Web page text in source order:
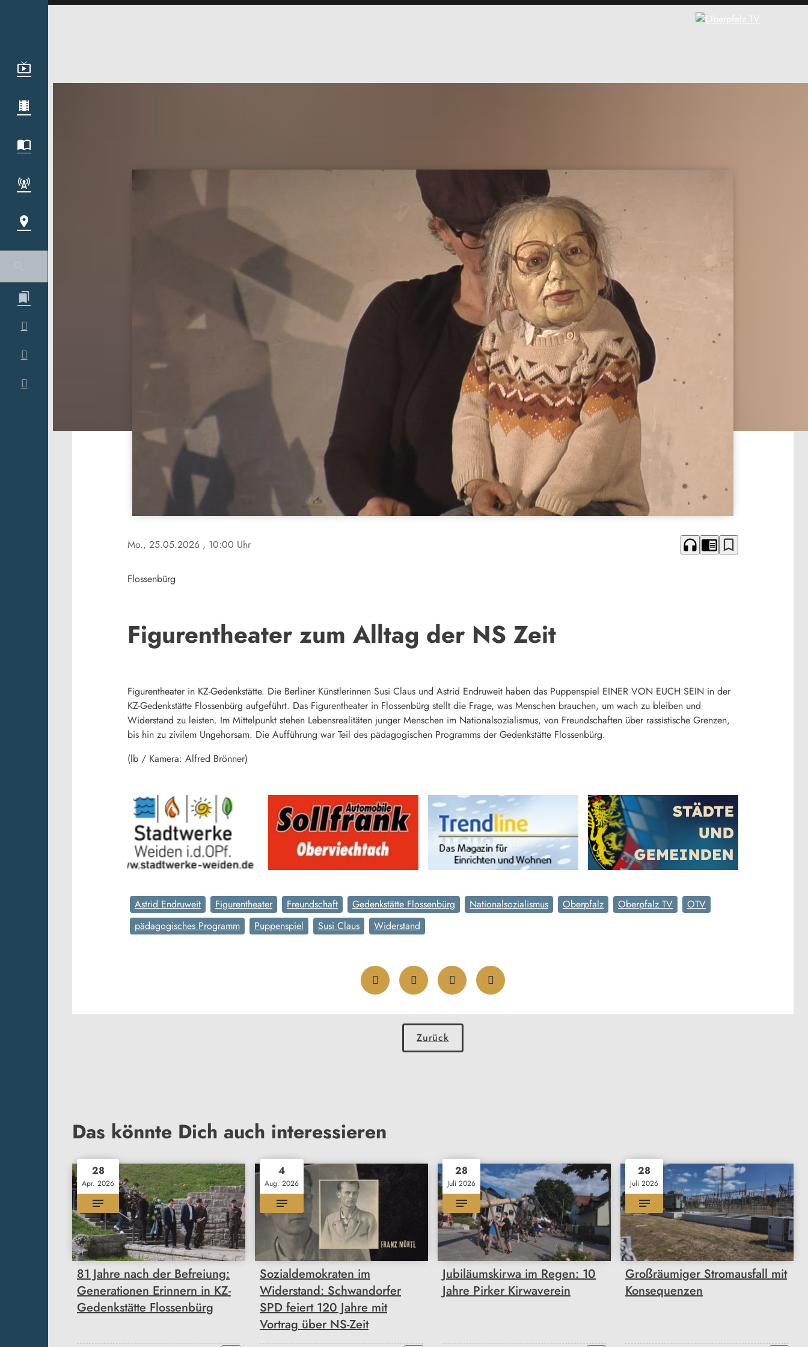
Mo., 25.05.2026 , 10:00 Uhr headphones chrome_reader_mode bookmark_border
Flossenbürg
Figurentheater zum Alltag der NS Zeit
Figurentheater in KZ-Gedenkstätte. Die Berliner Künstlerinnen Susi Claus und Astrid Endruweit haben das Puppenspiel EINER VON EUCH SEIN in der
KZ-Gedenkstätte Flossenbürg aufgeführt. Das Figurentheater in Flossenbürg stellt die Frage, was Menschen brauchen, um wach zu bleiben und
Widerstand zu leisten. Im Mittelpunkt stehen Lebensrealitäten junger Menschen im Nationalsozialismus, von Freundschaften über rassistische Grenzen,
bis hin zu zivilem Ungehorsam. Die Aufführung war Teil des pädagogischen Programms der Gedenkstätte Flossenbürg.
(lb / Kamera: Alfred Brönner)
Astrid Endruweit Figurentheater Freundschaft Gedenkstätte Flossenbürg Nationalsozialismus Oberpfalz Oberpfalz TV
OTV
pädagogisches Programm
Puppenspiel Susi Claus Widerstand
Zurück
Das könnte Dich auch interessieren
28
Apr. 2026
81 Jahre nach der Befreiung:
Generationen Erinnern in KZ-
Gedenkstätte Flossenbürg
4
Aug. 2026
Sozialdemokraten im
Widerstand: Schwandorfer
SPD feiert 120 Jahre mit
Vortrag über NS-Zeit
28
Juli 2026
Jubiläumskirwa im Regen: 10
Jahre Pirker Kirwaverein
28
Juli 2026
Großräumiger Stromausfall mit
Konsequenzen